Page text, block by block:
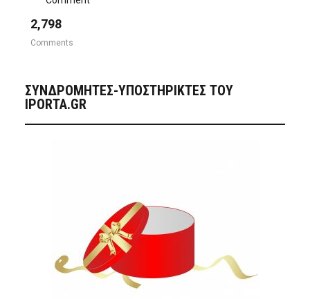
2,798
Comments
ΣΥΝΔΡΟΜΗΤΈΣ-ΥΠΟΣΤΗΡΙΚΤΈΣ ΤΟΥ
IPORTA.GR